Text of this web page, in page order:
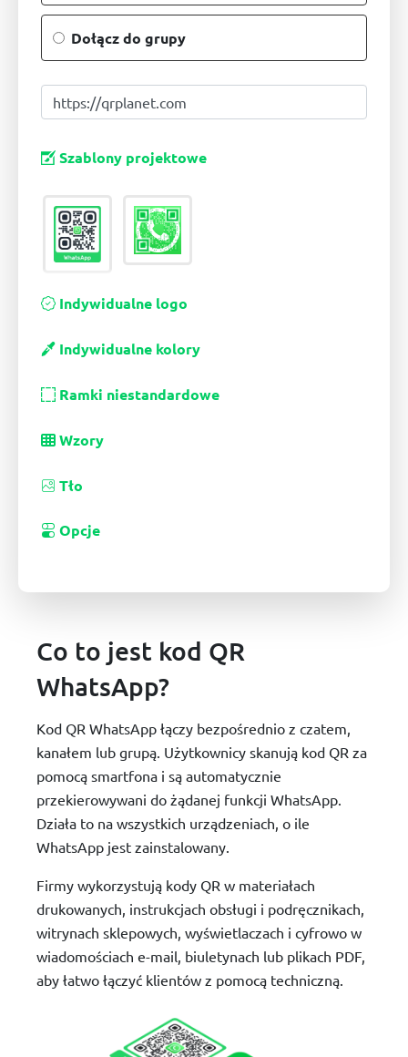
Dołącz do grupy
Szablony projektowe
Indywidualne logo
Indywidualne kolory
Ramki niestandardowe
Wzory
Tło
Opcje
Co to jest kod QR
WhatsApp?
Kod QR WhatsApp łączy bezpośrednio z czatem,
kanałem lub grupą. Użytkownicy skanują kod QR za
pomocą smartfona i są automatycznie
przekierowywani do żądanej funkcji WhatsApp.
Działa to na wszystkich urządzeniach, o ile
WhatsApp jest zainstalowany.
Firmy wykorzystują kody QR w materiałach
drukowanych, instrukcjach obsługi i podręcznikach,
witrynach sklepowych, wyświetlaczach i cyfrowo w
wiadomościach e-mail, biuletynach lub plikach PDF,
aby łatwo łączyć klientów z pomocą techniczną.